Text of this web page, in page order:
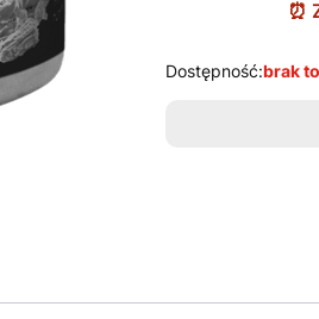
Dostępność:brak